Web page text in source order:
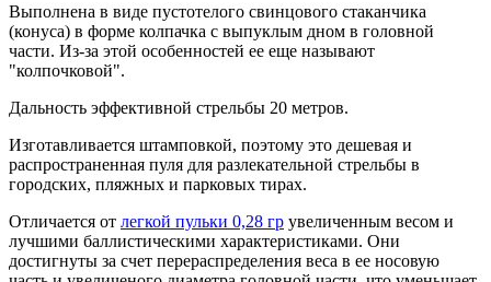
Выполнена в виде пустотелого свинцового стаканчика
(конуса) в форме колпачка с выпуклым дном в головной
части. Из-за этой особенностей ее еще называют
"колпочковой".
Дальность эффективной стрельбы 20 метров.
Изготавливается штамповкой, поэтому это дешевая и
распространенная пуля для разлекательной стрельбы в
городских, пляжных и парковых тирах.
Отличается от легкой пульки 0,28 гр увеличенным весом и
лучшими баллистическими характеристиками. Они
достигнуты за счет перераспределения веса в ее носовую